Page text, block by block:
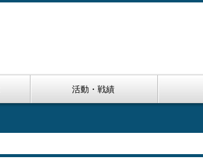
活動・戦績